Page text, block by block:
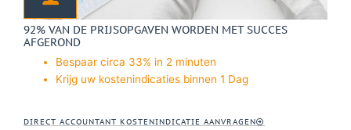
92% VAN DE PRIJSOPGAVEN WORDEN MET SUCCES
AFGEROND
Bespaar circa 33% in 2 minuten
Krijg uw kostenindicaties binnen 1 Dag
DIRECT ACCOUNTANT KOSTENINDICATIE AANVRAGEN